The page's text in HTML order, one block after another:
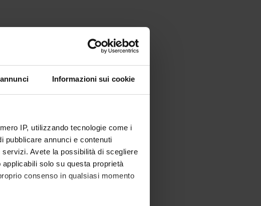
Informazioni sui cookie
IP, utilizzando tecnologie come i
pubblicare annunci e contenuti
Avete la possibilità di scegliere
solo su questa proprietà
consenso in qualsiasi momento